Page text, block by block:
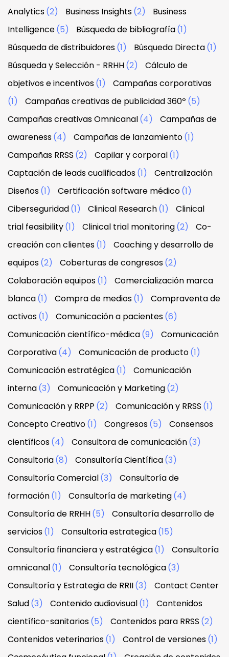
Analytics(2) Business Insights(2)
Business
Intelligence(5) Búsqueda de bibliografía(1)
Búsqueda de distribuidores(1) Búsqueda Directa(1)
Búsqueda y Selección - RRHH(2)
Cálculo de
objetivos e incentivos(1)
Campañas corporativas
(1)
Campañas creativas de publicidad 360º (5)
Campañas creativas Omnicanal(4)
Campañas de
awareness(4) Campañas de lanzamiento(1)
Campañas RRSS (2) Capilar y corporal(1)
Captación de leads cualificados(1)
Centralización
Diseños(1) Certificación software médico(1)
Ciberseguridad(1) Clinical Research(1)
Clinical
trial feasibility(1) Clinical trial monitoring(2)
Co-
creación con clientes(1)
Coaching y desarrollo de
equipos(2) Coberturas de congresos(2)
Colaboración equipos(1)
Comercialización marca
blanca(1) Compra de medios(1)
Compraventa de
activos(1) Comunicación a pacientes(6)
Comunicación científico-médica(9)
Comunicación
Corporativa(4) Comunicación de producto(1)
Comunicación estratégica(1)
Comunicación
interna(3) Comunicación y Marketing(2)
Comunicación y RRPP (2) Comunicación y RRSS (1)
Concepto Creativo(1) Congresos(5)
Consensos
científicos(4) Consultora de comunicación(3)
Consultoria(8) Consultoría Científica(3)
Consultoría Comercial(3)
Consultoría de
formación(1) Consultoría de marketing(4)
Consultoría de RRHH(5)
Consultoría desarrollo de
servicios(1) Consultoria estrategica(15)
Consultoría financiera y estratégica(1)
Consultoría
omnicanal(1) Consultoría tecnológica(3)
Consultoría y Estrategia de RRII(3)
Contact Center
Salud(3) Contenido audiovisual(1)
Contenidos
científico-sanitarios(5) Contenidos para RRSS (2)
Contenidos veterinarios(1) Control de versiones(1)